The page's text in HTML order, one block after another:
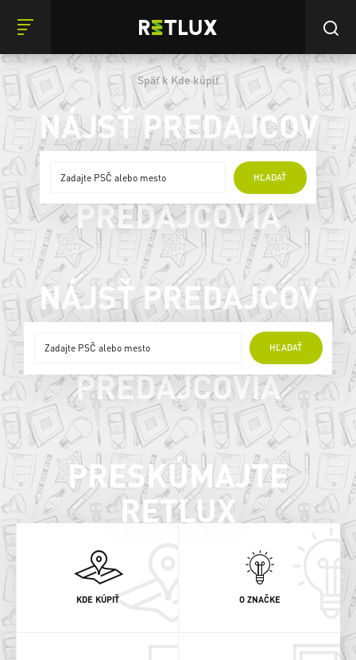
Späť k Kde kúpiť
NÁJSŤ PREDAJCOV
HĽADAŤ
ONLINE
PREDAJCOVIA
NÁJSŤ PREDAJCOV
HĽADAŤ
ONLINE
PREDAJCOVIA
PRESKÚMAJTE
RETLUX
KDE KÚPIŤ O ZNAČKE